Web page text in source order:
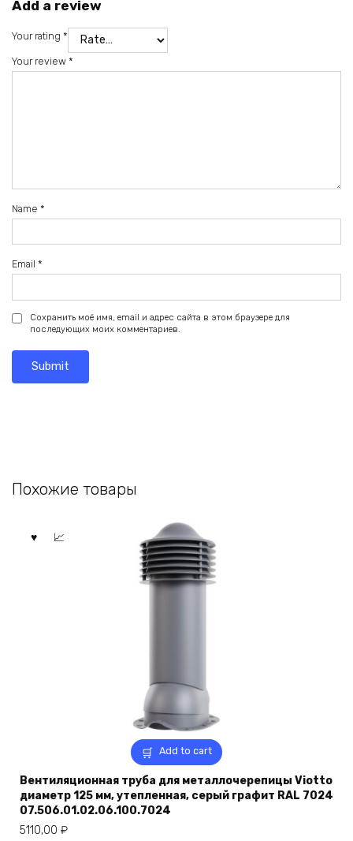
Add a review
Your rating *
Your review *
Name *
Email *
Сохранить моё имя, email и адрес сайта в этом браузере для
последующих моих комментариев.
Похожие товары
Add to cart
Вентиляционная труба для металлочерепицы Viotto
диаметр 125 мм, утепленная, серый графит RAL 7024
07.506.01.02.06.100.7024
5110,00 ₽